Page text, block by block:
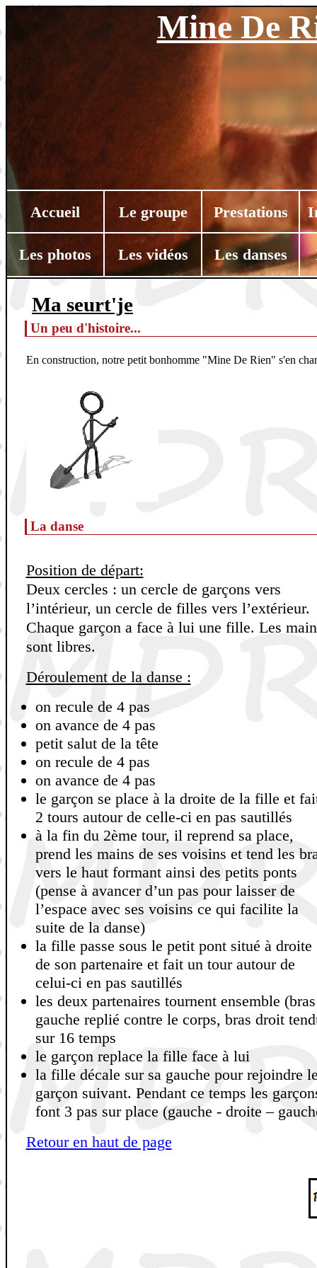
Mine De
Accueil Le groupe Prestations
Les photos Les vidéos Les danses
Ma seurt'je
Un peu d'histoire...
En construction, notre petit bonhomme "Mine De Rien" s'en
La danse
Position de départ:
Deux cercles : un cercle de garçons vers
l’intérieur, un cercle de filles vers l’extérieur.
Chaque garçon a face à lui une fille. Les
sont libres.
Déroulement de la danse :
on recule de 4 pas
on avance de 4 pas
petit salut de la tête
on recule de 4 pas
on avance de 4 pas
le garçon se place à la droite de la fille et
2 tours autour de celle-ci en pas sautillés
à la fin du 2ème tour, il reprend sa place,
prend les mains de ses voisins et tend les
vers le haut formant ainsi des petits ponts
(pense à avancer d’un pas pour laisser de
l’espace avec ses voisins ce qui facilite la
suite de la danse)
la fille passe sous le petit pont situé à droite
de son partenaire et fait un tour autour de
celui-ci en pas sautillés
les deux partenaires tournent ensemble (bras
gauche replié contre le corps, bras droit
sur 16 temps
le garçon replace la fille face à lui
la fille décale sur sa gauche pour rejoindre
garçon suivant. Pendant ce temps les
font 3 pas sur place (gauche - droite –
Retour en haut de page